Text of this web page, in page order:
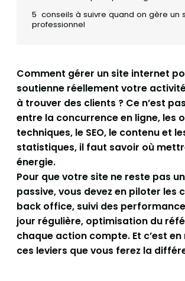
5 conseils à suivre quand on gère un
professionnel
Comment gérer un site internet
soutienne réellement votre
à trouver des clients ? Ce n’est
entre la concurrence en ligne, les
techniques, le SEO, le contenu et
statistiques, il faut savoir où
énergie.
Pour que votre site ne reste pas
passive, vous devez en piloter les
back office, suivi des
jour régulière, optimisation du
chaque action compte. Et c’est
ces leviers que vous ferez la